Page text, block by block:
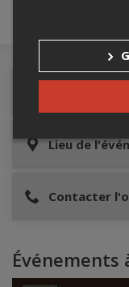
Détails de
Lieu de
Contacter
Événements